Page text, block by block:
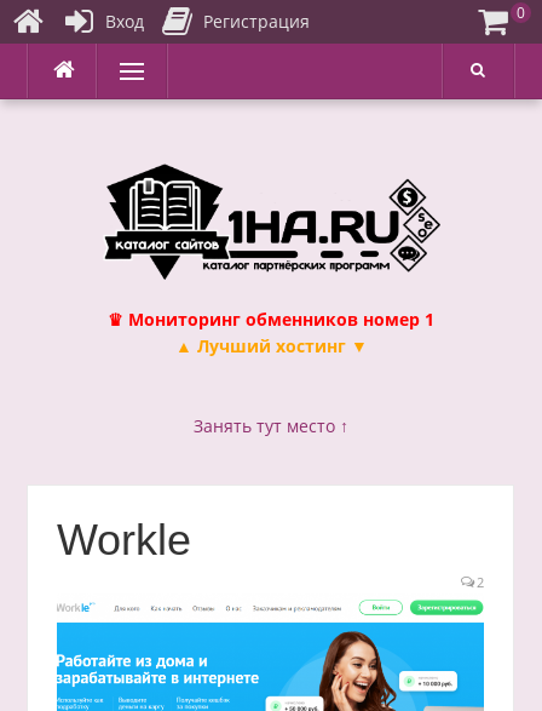
Перейти
содержимому
Меню
♛ Мониторинг обменников номер 1
▲ Лучший хостинг ▼
Занять тут место ↑
Workle
2
Вход Регистрация 0